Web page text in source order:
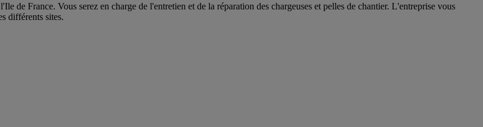
de France. Vous serez en charge de l'entretien et de la réparation des chargeuses et pelles de chantier. L'entreprise vous
différents sites.